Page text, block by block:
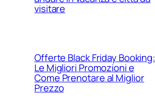
visitare
Offerte Black Friday Booking:
Le Migliori Promozioni e
Come Prenotare al Miglior
Prezzo